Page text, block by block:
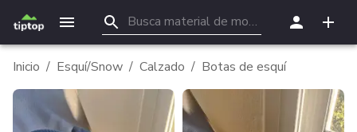
Inicio / Esquí/Snow / Calzado / Botas de esquí